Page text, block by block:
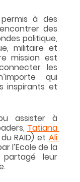
à des
des
politique,
militaire et
mission est
les
qui
inspirants et
assister à
Tatiana
RAID) et Ali
l’Ecole de la
leur